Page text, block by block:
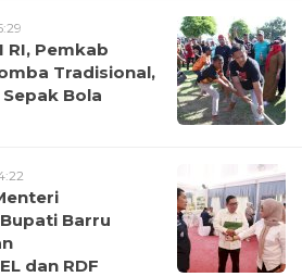
RI, Pemkab
Tradisional,
Bola
Barru
dan RDF